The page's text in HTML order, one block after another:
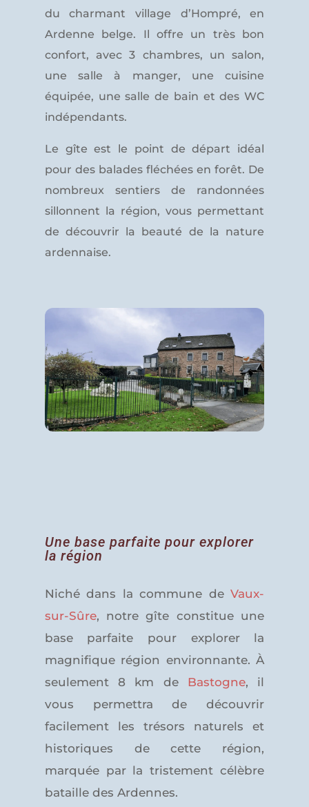
du charmant village d’Hompré, en
Ardenne belge. Il offre un très bon
confort, avec 3 chambres, un salon,
une salle à manger, une cuisine
équipée, une salle de bain et des WC
indépendants.
Le gîte est le point de départ idéal
pour des balades fléchées en forêt. De
nombreux sentiers de randonnées
sillonnent la région, vous permettant
de découvrir la beauté de la nature
ardennaise.
Une base parfaite pour explorer
la région
Niché dans la commune deVaux-
sur-Sûre, notre gîte constitue une
base parfaite pour explorer la
magnifique région environnante. À
seulement 8 km de Bastogne, il
vous permettra de découvrir
facilement les trésors naturels et
historiques de cette région,
marquée par la tristement célèbre
bataille des Ardennes.